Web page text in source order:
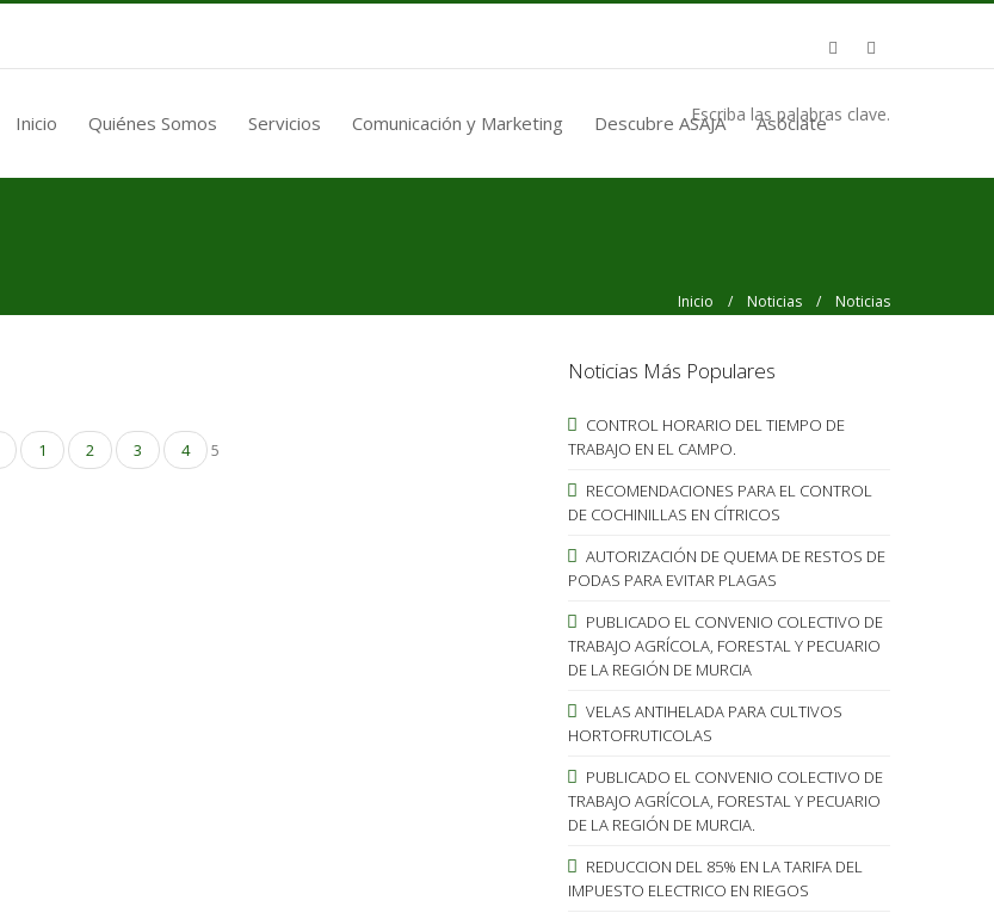
Inicio Quiénes Somos Servicios Comunicación y Marketing Descubre ASAJA Asóciate
Escriba las palabras clave.
Inicio / Noticias / Noticias
1 2 3 4 5
Noticias Más Populares
CONTROL HORARIO DEL TIEMPO DE
TRABAJO EN EL CAMPO.
RECOMENDACIONES PARA EL CONTROL
DE COCHINILLAS EN CÍTRICOS
AUTORIZACIÓN DE QUEMA DE RESTOS DE
PODAS PARA EVITAR PLAGAS
PUBLICADO EL CONVENIO COLECTIVO DE
TRABAJO AGRÍCOLA, FORESTAL Y PECUARIO
DE LA REGIÓN DE MURCIA
VELAS ANTIHELADA PARA CULTIVOS
HORTOFRUTICOLAS
PUBLICADO EL CONVENIO COLECTIVO DE
TRABAJO AGRÍCOLA, FORESTAL Y PECUARIO
DE LA REGIÓN DE MURCIA.
REDUCCION DEL 85% EN LA TARIFA DEL
IMPUESTO ELECTRICO EN RIEGOS